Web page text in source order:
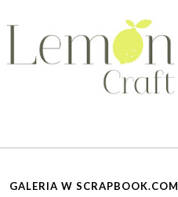
GALERIA W SCRAPBOOK.COM